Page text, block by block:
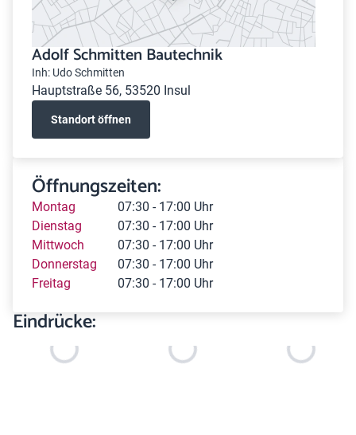
Adolf Schmitten Bautechnik
Inh: Udo Schmitten
Hauptstraße 56, 53520 Insul
Standort öffnen
Öffnungszeiten:
Montag
07:30 - 17:00 Uhr
Dienstag
07:30 - 17:00 Uhr
Mittwoch
07:30 - 17:00 Uhr
Donnerstag
07:30 - 17:00 Uhr
Freitag
07:30 - 17:00 Uhr
Eindrücke: